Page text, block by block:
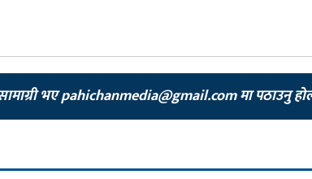
भएpahichanmedia@gmail.comमा पठाउनु